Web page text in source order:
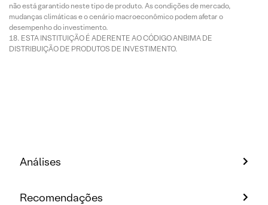
não está garantido neste tipo de produto. As condições de mercado,
mudanças climáticas e o cenário macroeconômico podem afetar o
desempenho do investimento.
ESTA INSTITUIÇÃO É ADERENTE AO CÓDIGO ANBIMA DE
DISTRIBUIÇÃO DE PRODUTOS DE INVESTIMENTO.
Análises
Recomendações